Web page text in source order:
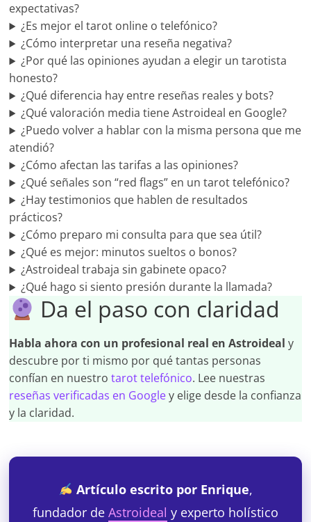
expectativas?
¿Es mejor el tarot online o telefónico?
¿Cómo interpretar una reseña negativa?
¿Por qué las opiniones ayudan a elegir un tarotista
honesto?
¿Qué diferencia hay entre reseñas reales y bots?
¿Qué valoración media tiene Astroideal en Google?
¿Puedo volver a hablar con la misma persona que me
atendió?
¿Cómo afectan las tarifas a las opiniones?
¿Qué señales son “red flags” en un tarot telefónico?
¿Hay testimonios que hablen de resultados
prácticos?
¿Cómo preparo mi consulta para que sea útil?
¿Qué es mejor: minutos sueltos o bonos?
¿Astroideal trabaja sin gabinete opaco?
¿Qué hago si siento presión durante la llamada?
Da el paso con claridad
Habla ahora con un profesional real en Astroideal y
descubre por ti mismo por qué tantas personas
confían en nuestrotarot telefónico. Lee nuestras
reseñas verificadas en Googley elige desde la confianza
y la claridad.
Artículo escrito por Enrique,
fundador de Astroideal y experto holístico